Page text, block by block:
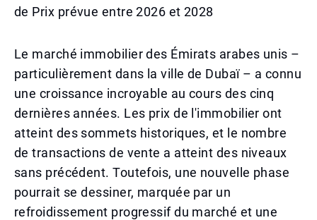
de Prix prévue entre 2026 et 2028
Le marché immobilier des Émirats arabes unis –
particulièrement dans la ville de Dubaï – a connu
une croissance incroyable au cours des cinq
dernières années. Les prix de l'immobilier ont
atteint des sommets historiques, et le nombre
de transactions de vente a atteint des niveaux
sans précédent. Toutefois, une nouvelle phase
pourrait se dessiner, marquée par un
refroidissement progressif du marché et une